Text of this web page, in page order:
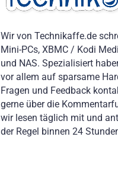
Wir von Technikaffe.de
Mini-PCs, XBMC / Kodi
und NAS. Spezialisiert
vor allem auf sparsame
Fragen und Feedback
gerne über die
wir lesen täglich mit und
der Regel binnen 24